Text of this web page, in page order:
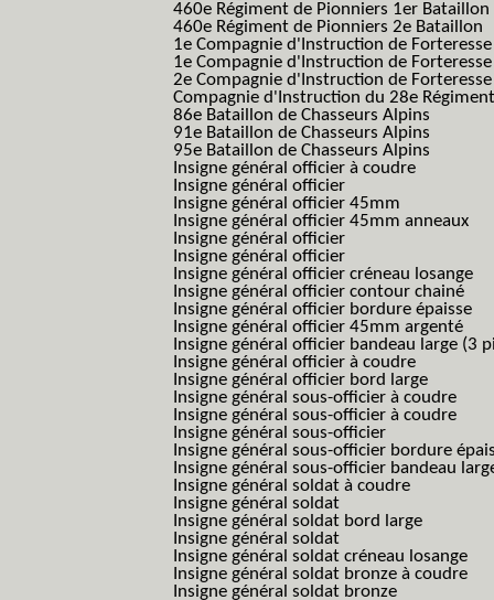
460e Régiment de Pionniers 1er Bataillon
460e Régiment de Pionniers 2e Bataillon
1e Compagnie d'Instruction de
1e Compagnie d'Instruction de
2e Compagnie d'Instruction de
Compagnie d'Instruction du 28e
86e Bataillon de Chasseurs Alpins
91e Bataillon de Chasseurs Alpins
95e Bataillon de Chasseurs Alpins
Insigne général officier à coudre
Insigne général officier
Insigne général officier 45mm
Insigne général officier 45mm anneaux
Insigne général officier
Insigne général officier
Insigne général officier créneau losange
Insigne général officier contour chainé
Insigne général officier bordure épaisse
Insigne général officier 45mm argenté
Insigne général officier bandeau large (3
Insigne général officier à coudre
Insigne général officier bord large
Insigne général sous-officier à coudre
Insigne général sous-officier à coudre
Insigne général sous-officier
Insigne général sous-officier bordure
Insigne général sous-officier bandeau
Insigne général soldat à coudre
Insigne général soldat
Insigne général soldat bord large
Insigne général soldat
Insigne général soldat créneau losange
Insigne général soldat bronze à coudre
Insigne général soldat bronze